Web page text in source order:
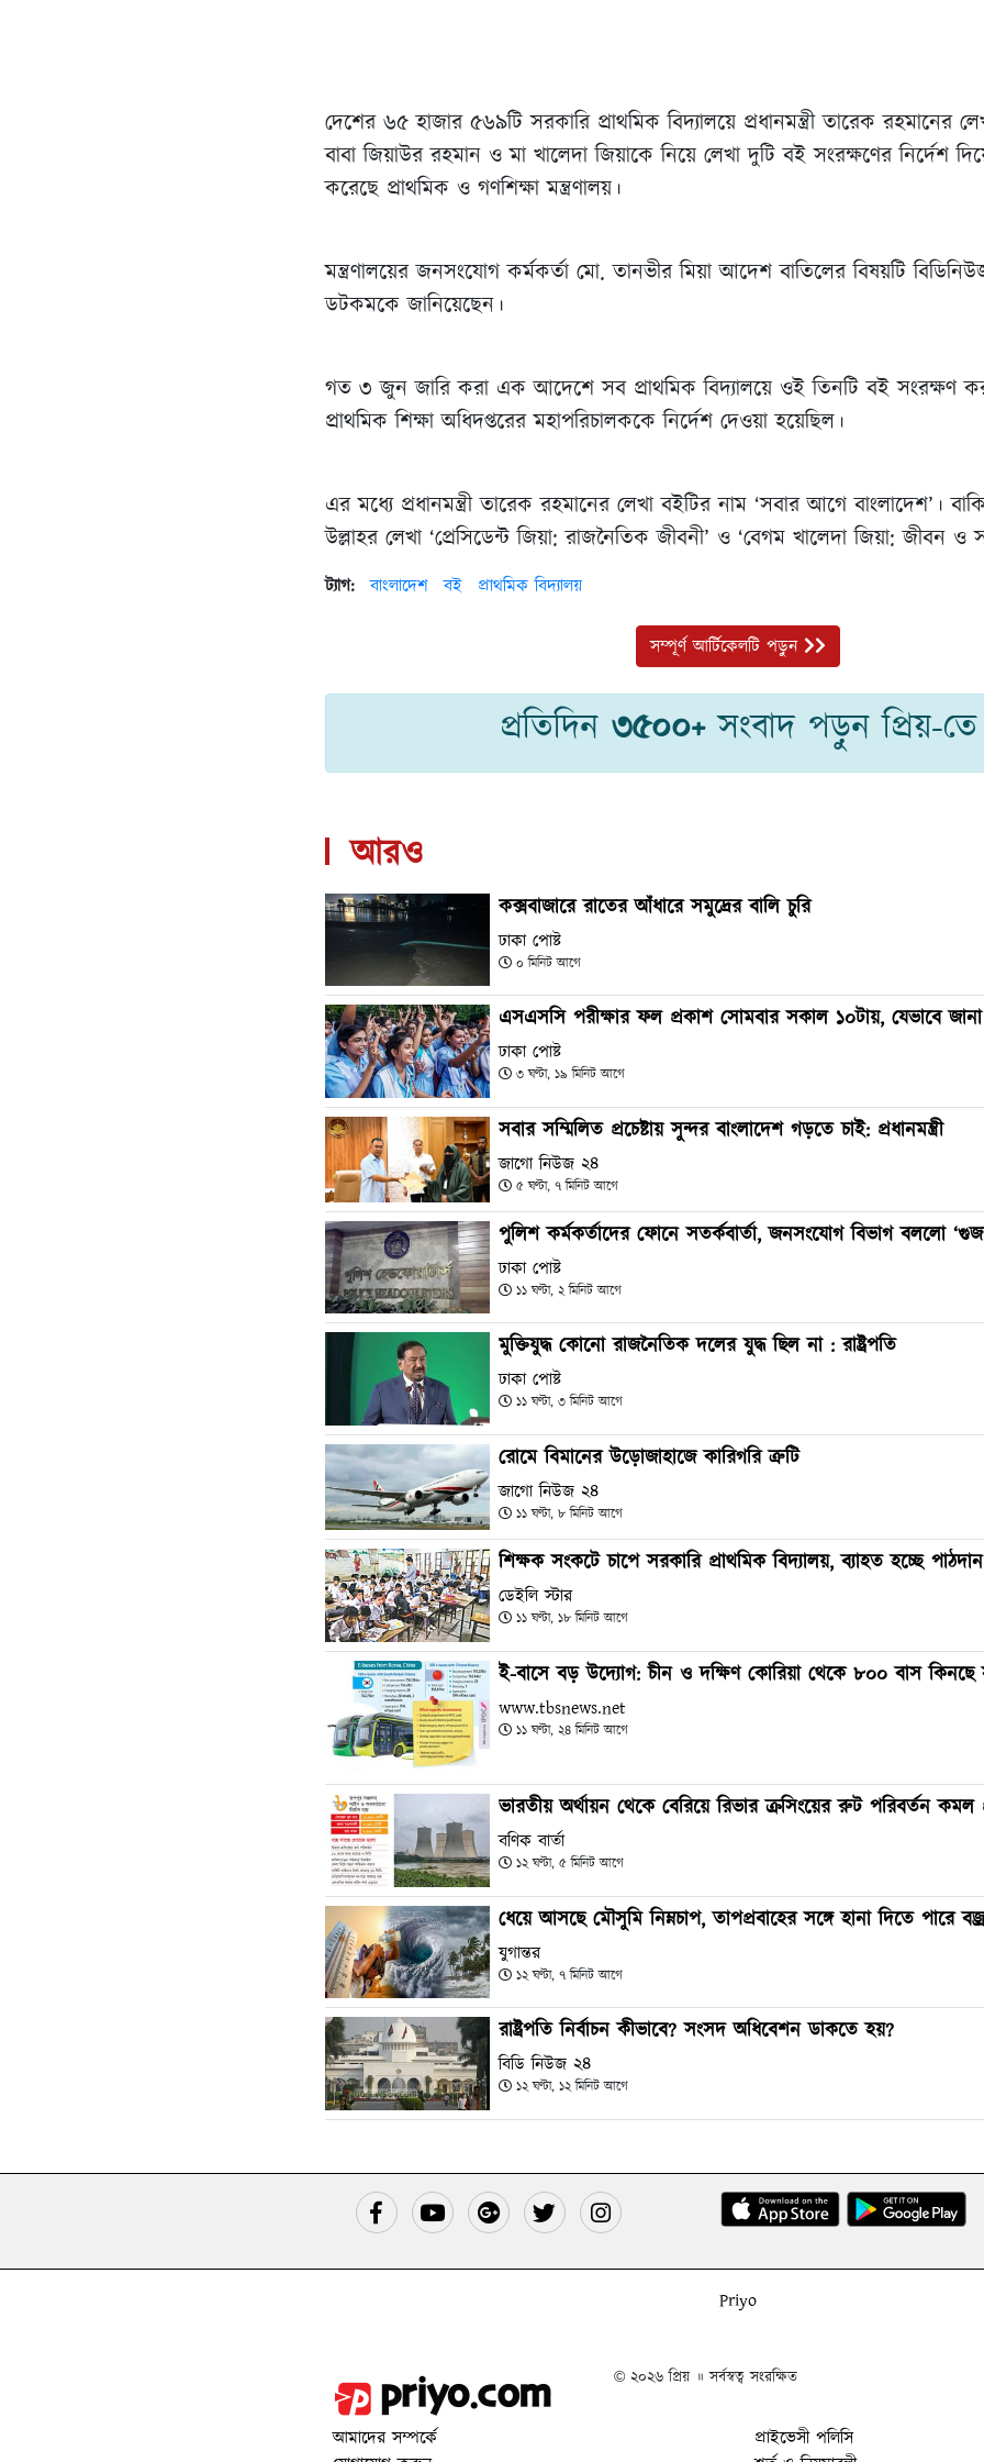
দেশের ৬৫ হাজার ৫৬৯টি সরকারি প্রাথমিক বিদ্যালয়ে প্রধানমন্ত্রী তারেক রহমানের
বাবা জিয়াউর রহমান ও মা খালেদা জিয়াকে নিয়ে লেখা দুটি বই সংরক্ষণের নির্দেশ
করেছে প্রাথমিক ও গণশিক্ষা মন্ত্রণালয়।
মন্ত্রণালয়ের জনসংযোগ কর্মকর্তা মো. তানভীর মিয়া আদেশ বাতিলের বিষয়টি
ডটকমকে জানিয়েছেন।
গত ৩ জুন জারি করা এক আদেশে সব প্রাথমিক বিদ্যালয়ে ওই তিনটি বই সংরক্ষণ
প্রাথমিক শিক্ষা অধিদপ্তরের মহাপরিচালককে নির্দেশ দেওয়া হয়েছিল।
এর মধ্যে প্রধানমন্ত্রী তারেক রহমানের লেখা বইটির নাম ‘সবার আগে বাংলাদেশ’।
উল্লাহর লেখা ‘প্রেসিডেন্ট জিয়া: রাজনৈতিক জীবনী’ ও ‘বেগম খালেদা জিয়া: জীবন ও
ট্যাগ: বাংলাদেশ বই প্রাথমিক বিদ্যালয়
সম্পূর্ণ আর্টিকেলটি পড়ুন
প্রতিদিন ৩৫০০+সংবাদ পড়ুন প্রিয়-তে
আরও
কক্সবাজারে রাতের আঁধারে সমুদ্রের বালি চুরি
ঢাকা পোষ্ট
০ মিনিট আগে
এসএসসি পরীক্ষার ফল প্রকাশ সোমবার সকাল ১০টায়, যেভাবে জানা
ঢাকা পোষ্ট
৩ ঘণ্টা, ১৯ মিনিট আগে
সবার সম্মিলিত প্রচেষ্টায় সুন্দর বাংলাদেশ গড়তে চাই: প্রধানমন্ত্রী
জাগো নিউজ ২৪
৫ ঘণ্টা, ৭ মিনিট আগে
পুলিশ কর্মকর্তাদের ফোনে সতর্কবার্তা, জনসংযোগ বিভাগ বললো
ঢাকা পোষ্ট
১১ ঘণ্টা, ২ মিনিট আগে
মুক্তিযুদ্ধ কোনো রাজনৈতিক দলের যুদ্ধ ছিল না : রাষ্ট্রপতি
ঢাকা পোষ্ট
১১ ঘণ্টা, ৩ মিনিট আগে
রোমে বিমানের উড়োজাহাজে কারিগরি ত্রুটি
জাগো নিউজ ২৪
১১ ঘণ্টা, ৮ মিনিট আগে
শিক্ষক সংকটে চাপে সরকারি প্রাথমিক বিদ্যালয়, ব্যাহত হচ্ছে পাঠদান
ডেইলি স্টার
১১ ঘণ্টা, ১৮ মিনিট আগে
ই-বাসে বড় উদ্যোগ: চীন ও দক্ষিণ কোরিয়া থেকে ৮০০ বাস কিনছে
www.tbsnews.net
১১ ঘণ্টা, ২৪ মিনিট আগে
ভারতীয় অর্থায়ন থেকে বেরিয়ে রিভার ক্রসিংয়ের রুট পরিবর্তন কমল
বণিক বার্তা
১২ ঘণ্টা, ৫ মিনিট আগে
ধেয়ে আসছে মৌসুমি নিম্নচাপ, তাপপ্রবাহের সঙ্গে হানা দিতে পারে
যুগান্তর
১২ ঘণ্টা, ৭ মিনিট আগে
রাষ্ট্রপতি নির্বাচন কীভাবে? সংসদ অধিবেশন ডাকতে হয়?
বিডি নিউজ ২৪
১২ ঘণ্টা, ১২ মিনিট আগে
Priyo
© ২০২৬ প্রিয় ॥ সর্বস্বত্ব সংরক্ষিত
আমাদের সম্পর্কে
প্রাইভেসী পলিসি